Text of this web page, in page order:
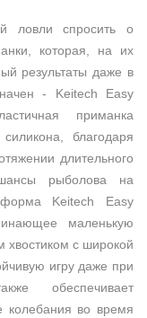
ловли спросить о
которая, на их
результаты даже в
- Keitech Easy
приманка
благодаря
длительного
рыболова на
форма Keitech Easy
маленькую
хвостиком с широкой
игру даже при
обеспечивает
колебания во время